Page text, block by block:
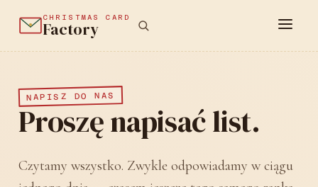
CHRISTMAS CARD
Factory
NAPISZ DO NAS
Proszę napisać list.
Czytamy wszystko. Zwykle odpowiadamy w ciągu